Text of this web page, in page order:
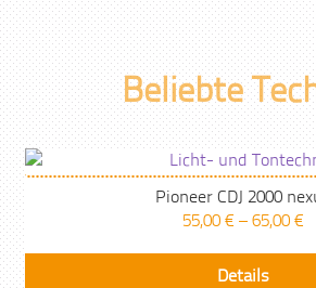
Beliebte
Pioneer CDJ 2000
55,00 € – 65,00 €
Details